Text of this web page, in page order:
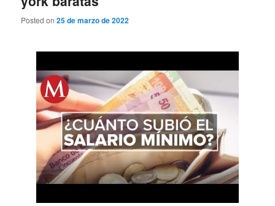
Posted on25 de marzo de 2022